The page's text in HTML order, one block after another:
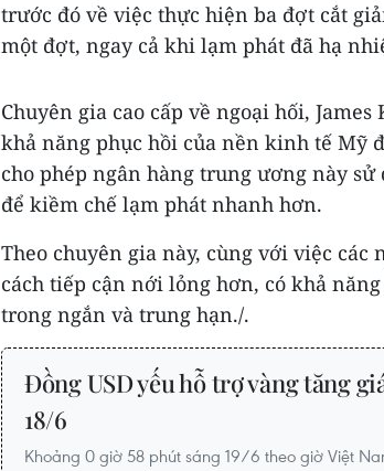
trước đó về việc thực hiện ba đợt cắt
một đợt, ngay cả khi lạm phát đã hạ
Chuyên gia cao cấp về ngoại hối,
khả năng phục hồi của nền kinh tế Mỹ
cho phép ngân hàng trung ương này
để kiềm chế lạm phát nhanh hơn.
Theo chuyên gia này, cùng với việc
cách tiếp cận nới lỏng hơn, có khả
trong ngắn và trung hạn./.
Đồng USD yếu hỗ trợ vàng tăng
18/6
Khoảng 0 giờ 58 phút sáng 19/6 theo giờ Việt